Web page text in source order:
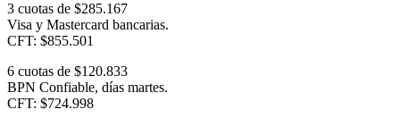
3 cuotas de $285.167
Visa y Mastercard bancarias.
CFT: $855.501
6 cuotas de $120.833
BPN Confiable, días martes.
CFT: $724.998